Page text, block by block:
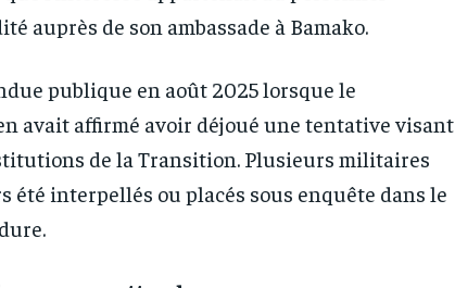
auprès de son ambassade à Bamako.
publique en août 2025 lorsque le
avait affirmé avoir déjoué une tentative visant
de la Transition. Plusieurs militaires
été interpellés ou placés sous enquête dans le